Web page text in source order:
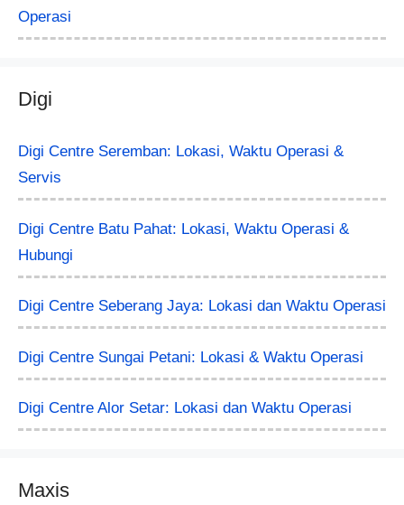
Operasi
Digi
Digi Centre Seremban: Lokasi, Waktu Operasi &
Servis
Digi Centre Batu Pahat: Lokasi, Waktu Operasi &
Hubungi
Digi Centre Seberang Jaya: Lokasi dan Waktu Operasi
Digi Centre Sungai Petani: Lokasi & Waktu Operasi
Digi Centre Alor Setar: Lokasi dan Waktu Operasi
Maxis